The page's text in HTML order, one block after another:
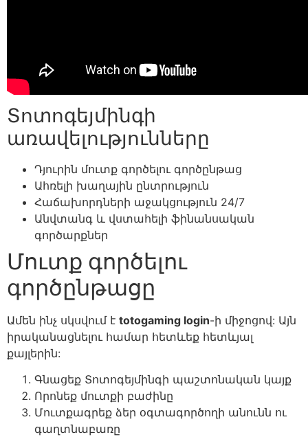
Տոտոգեյմինգի
առավելությունները
Դյուրին մուտք գործելու գործընթաց
Ահռելի խաղային ընտրություն
Հաճախորդների աջակցություն 24/7
Անվտանգ և վստահելի ֆինանսական
գործարքներ
Մուտք գործելու
գործընթացը
Ամեն ինչ սկսվում է totogaming login-ի միջոցով: Այն
իրականացնելու համար հետևեք հետևյալ
քայլերին:
Գնացեք Տոտոգեյմինգի պաշտոնական կայք
Որոնեք մուտքի բաժինը
Մուտքագրեք ձեր օգտագործողի անունն ու
գաղտնաբառը